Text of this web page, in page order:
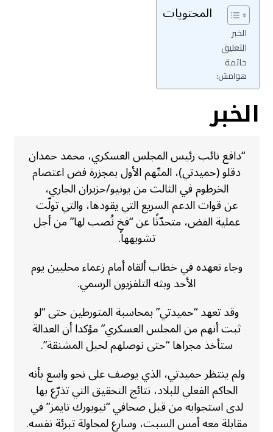
المحتويات
الخبر
التعليق
خاتمة
هوامش:
الخبر
“دافع نائب رئيس المجلس العسكري، محمد حمدان
دقلو (حميدتي)، المتّهم الأول بمجزرة فض اعتصام
الخرطوم في الثالث من يونيو/حزيران الجاري،
عن قوات الدعم السريع التي يقودها، والتي تولّت
عملية الفض، متحدّثًا عن “فخٍ نُصب لها” من أجل
تشويهها.
وجاء تعهده في خطاب ألقاه أمام زعماء محليين يوم
الأحد وبثه التلفزيون الرسمي.
وقد تعهد “حميدتي” بمحاسبة المتورطين حتى “لو
ثبت أنهم من المجلس العسكري” مؤكدا أن العدالة
ستأخذ مجراها “حتى نوصلهم لحبل المشنقة”.
ولم ينتظر حميدتي، الذي يوصف على نحو واسع بأنه
الحاكم الفعلي للبلاد، نتائج التحقيق التي تذرّع بها
لدى استجوابه من قبل صحافي “نيويورك تايمز” في
مقابلة معه أمس السبت، وسارع لمحاولة تبرئة نفسه.